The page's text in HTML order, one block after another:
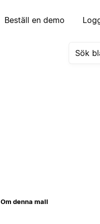
Beställ en demo
Om denna mall